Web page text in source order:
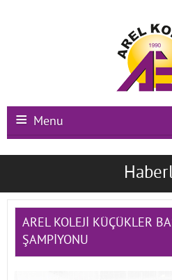
Menu
Ana Sayfa
Okullarımız
Uluslararası Programlar
AREL KOLEJİ KÜÇÜKLER
ŞAMPİYONU